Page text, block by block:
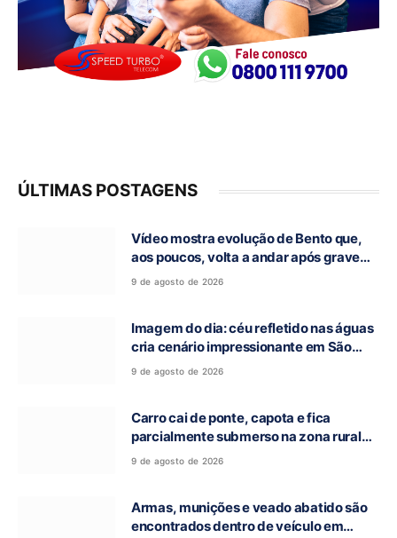
ÚLTIMAS POSTAGENS
Vídeo mostra evolução de Bento que,
aos poucos, volta a andar após grave
acidente na GO-118, em Campos Belos-
9 de agosto de 2026
Imagem do dia: céu refletido nas águas
cria cenário impressionante em São
Domingos-GO
9 de agosto de 2026
Carro cai de ponte, capota e fica
parcialmente submerso na zona rural
de Nova Roma-GO
9 de agosto de 2026
Armas, munições e veado abatido são
encontrados dentro de veículo em